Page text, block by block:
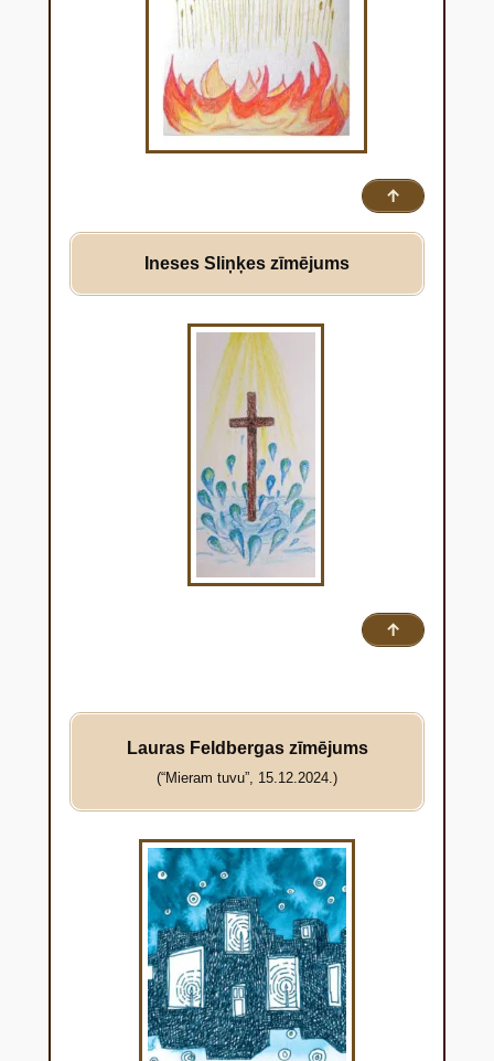
↑
Ineses Sliņķes zīmējums
↑
Lauras Feldbergas zīmējums
(“Mieram tuvu”, 15.12.2024.)